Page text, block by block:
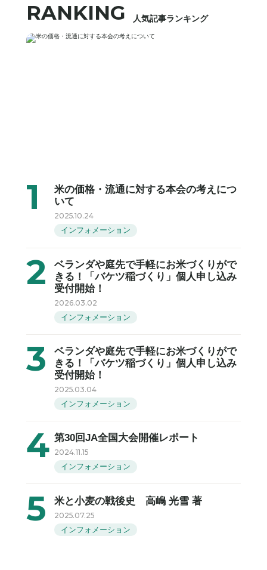
RANKING 人気記事ランキング
米の価格・流通に対する本会の考えにつ
いて
2025.10.24
インフォメーション
ベランダや庭先で手軽にお米づくりがで
きる！「バケツ稲づくり」個人申し込み
受付開始！
2026.03.02
インフォメーション
ベランダや庭先で手軽にお米づくりがで
きる！「バケツ稲づくり」個人申し込み
受付開始！
2025.03.04
インフォメーション
第30回JA全国大会開催レポート
2024.11.15
インフォメーション
米と小麦の戦後史 高嶋 光雪 著
2025.07.25
インフォメーション